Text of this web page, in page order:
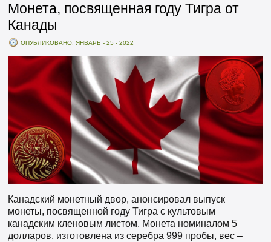
Монета, посвященная году Тигра от
Канады
ОПУБЛИКОВАНО: ЯНВАРЬ - 25 - 2022
Канадский монетный двор, анонсировал выпуск
монеты, посвященной году Тигра с культовым
канадским кленовым листом. Монета номиналом 5
долларов, изготовлена из серебра 999 пробы, вес –